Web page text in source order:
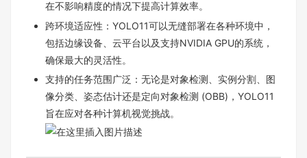
在不影响精度的情况下提高计算效率。
跨环境适应性：YOLO11可以无缝部署在各种环境中，
包括边缘设备、云平台以及支持NVIDIA GPU的系统，
确保最大的灵活性。
支持的任务范围广泛：无论是对象检测、实例分割、图
像分类、姿态估计还是定向对象检测 (OBB)，YOLO11
旨在应对各种计算机视觉挑战。